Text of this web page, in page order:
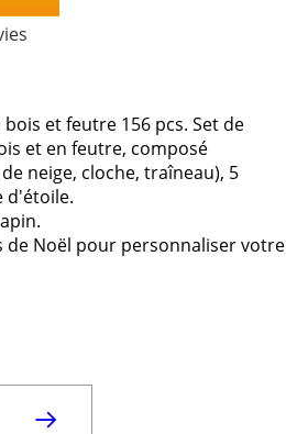
et feutre 156 pcs. Set de
et en feutre, composé
neige, cloche, traîneau), 5
d'étoile.
de Noël pour personnaliser votre